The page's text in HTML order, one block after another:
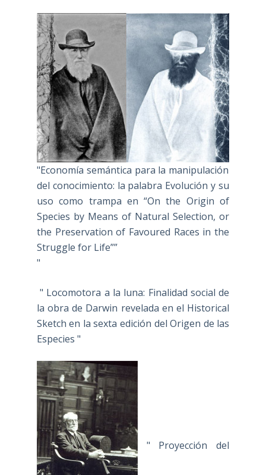
"Economía semántica para la manipulación
del conocimiento: la palabra Evolución y su
uso como trampa en “On the Origin of
Species by Means of Natural Selection, or
the Preservation of Favoured Races in the
Struggle for Life””
"
" Locomotora a la luna: Finalidad social de
la obra de Darwin revelada en el Historical
Sketch en la sexta edición del Origen de las
Especies "
" Proyección del